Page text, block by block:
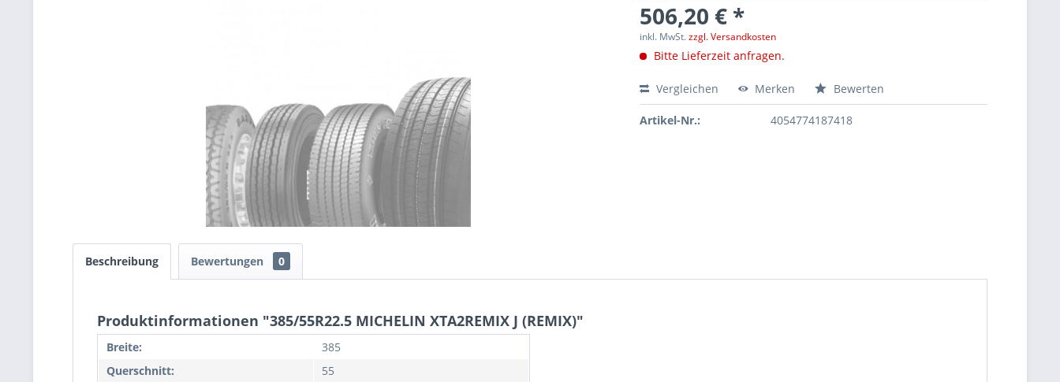
506,20 € *
inkl. MwSt.zzgl. Versandkosten
Bitte Lieferzeit anfragen.
Vergleichen Merken Bewerten
Artikel-Nr.: 4054774187418
Beschreibung Bewertungen 0
Produktinformationen "385/55R22.5 MICHELIN XTA2REMIX J (REMIX)"
Breite:
385
Querschnitt:
55